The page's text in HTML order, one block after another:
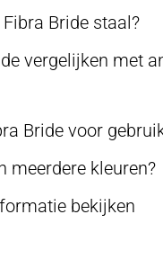
Bride staal?
vergelijken met
Bride voor
meerdere kleuren?
bekijken